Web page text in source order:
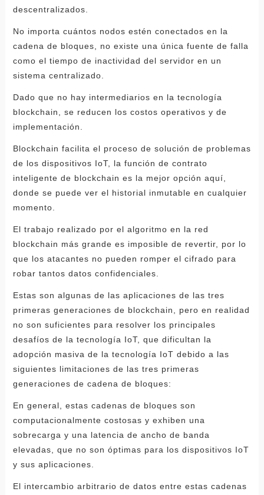
descentralizados.
No importa cuántos nodos estén conectados en la
cadena de bloques, no existe una única fuente de falla
como el tiempo de inactividad del servidor en un
sistema centralizado.
Dado que no hay intermediarios en la tecnología
blockchain, se reducen los costos operativos y de
implementación.
Blockchain facilita el proceso de solución de problemas
de los dispositivos IoT, la función de contrato
inteligente de blockchain es la mejor opción aquí,
donde se puede ver el historial inmutable en cualquier
momento.
El trabajo realizado por el algoritmo en la red
blockchain más grande es imposible de revertir, por lo
que los atacantes no pueden romper el cifrado para
robar tantos datos confidenciales.
Estas son algunas de las aplicaciones de las tres
primeras generaciones de blockchain, pero en realidad
no son suficientes para resolver los principales
desafíos de la tecnología IoT, que dificultan la
adopción masiva de la tecnología IoT debido a las
siguientes limitaciones de las tres primeras
generaciones de cadena de bloques:
En general, estas cadenas de bloques son
computacionalmente costosas y exhiben una
sobrecarga y una latencia de ancho de banda
elevadas, que no son óptimas para los dispositivos IoT
y sus aplicaciones.
El intercambio arbitrario de datos entre estas cadenas